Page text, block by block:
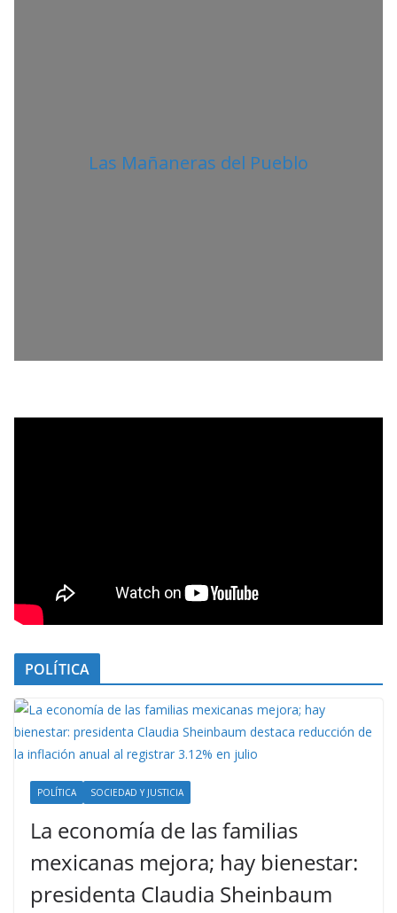
Las Mañaneras del Pueblo
POLÍTICA
POLÍTICA SOCIEDAD Y JUSTICIA
La economía de las familias
mexicanas mejora; hay bienestar:
presidenta Claudia Sheinbaum